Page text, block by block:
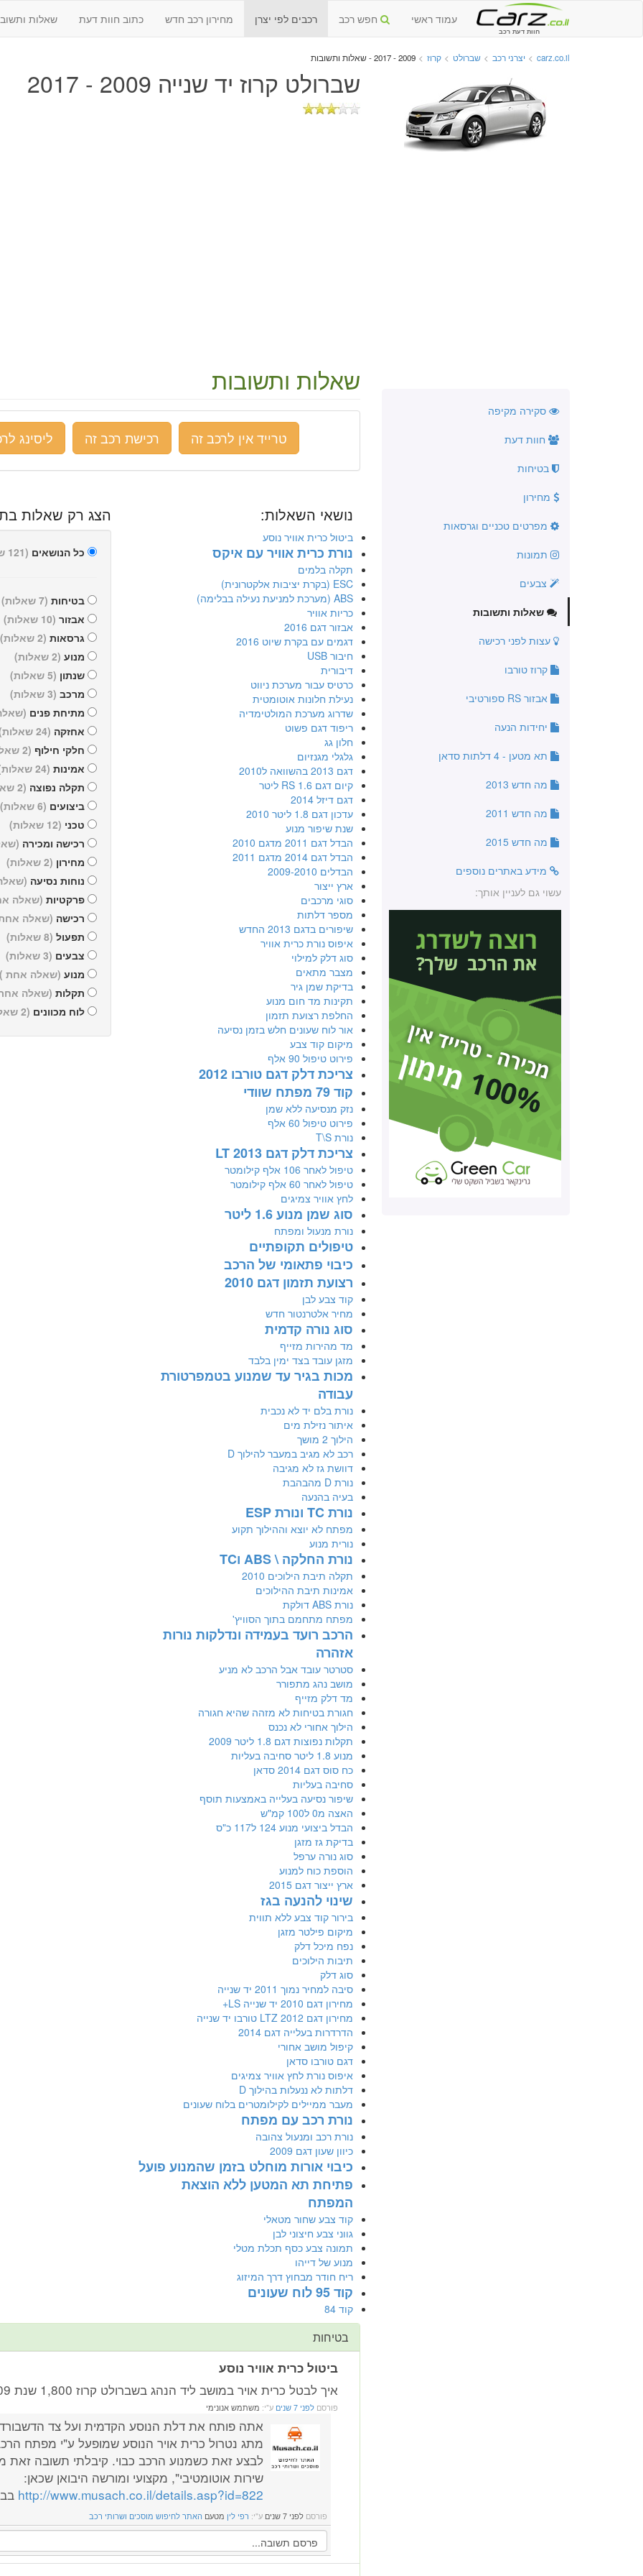
חוות דעת רכב
עמוד ראשי חפש רכב רכבים לפי יצרן מחירון רכב חדש כתוב חוות דעת שאלות
carz.co.il
> יצרני רכב > שברולט > קרוז > 2009 - 2017 - שאלות ותשובות
שברולט קרוז יד שנייה 2009 - 2017
סקירה מקיפה
חוות דעת
בטיחות
מחירון
מפרטים טכניים וגרסאות
תמונות
צבעים
שאלות ותשובות
עצות לפני רכישה
קרוז טורבו
אבזור RS ספורטיבי
יחידות הנעה
תא מטען - 4 דלתות סדאן
מה חדש 2013
מה חדש 2011
מה חדש 2015
מידע באתרים נוספים
עשוי גם לעניין אותך:
שאלות ותשובות
טרייד אין לרכב זה רכישת רכב זה ליסינג
נושאי השאלות:
ביטול כרית אוויר נוסע
נורת כרית אוויר עם איקס
תקלה בלמים
ESC (בקרת יציבות אלקטרונית)
ABS (מערכת למניעת נעילה בבלימה)
כריות אוויר
אבזור דגם 2016
דגמים עם בקרת שיוט 2016
חיבור USB
דיבורית
כרטיס עבור מערכת ניווט
נעילת חלונות אוטומטית
שדרוג מערכת המולטימדיה
ריפוד דגם פשוט
חלון גג
גלגלי מגנזיום
דגם 2013 בהשוואה ל2010
קיום דגם RS 1.6 ליטר
דגם דיזל 2014
עדכון דגם 1.8 ליטר 2010
שנת שיפור מנוע
הבדל דגם 2011 מדגם 2010
הבדל דגם 2014 מדגם 2011
הבדלים 2009-2010
ארץ ייצור
סוגי מרכבים
מספר דלתות
שיפורים בדגם 2013 החדש
איפוס נורת כרית אוויר
סוג דלק למילוי
מצבר מתאים
בדיקת שמן גיר
תקינות מד חום מנוע
החלפת רצועת תזמון
אור לוח שעונים חלש בזמן נסיעה
מיקום קוד צבע
פירוט טיפול 90 אלף
צריכת דלק דגם טורבו 2012
קוד 79 מפתח שוודי
נזק מנסיעה ללא שמן
פירוט טיפול 60 אלף
נורת T\S
צריכת דלק דגם LT 2013
טיפול לאחר 106 אלף קילומטר
טיפול לאחר 60 אלף קילומטר
לחץ אוויר צמיגים
סוג שמן מנוע 1.6 ליטר
נורת מנעול ומפתח
טיפולים תקופתיים
כיבוי פתאומי של הרכב
רצועת תזמון דגם 2010
קוד צבע לבן
מחיר אלטרנטור חדש
סוג נורה קדמית
מד מהירות מזייף
מזגן עובד בצד ימין בלבד
מכות בגיר עד שמנוע בטמפרטורת
עבודה
נורת בלם יד לא נכבית
איתור נזילת מים
הילוך 2 מושך
רכב לא מגיב במעבר להילוך D
דוושת גז לא מגיבה
נורת D מהבהבת
בעיה בהנעה
נורת TC ונורת ESP
מפתח לא יוצא וההילוך תקוע
נורית מנוע
נורת החלקה \ ABS וTC
תקלה תיבת הילוכים 2010
אמינות תיבת ההילוכים
נורת ABS דולקת
מפתח מתחמם בתוך הסוויץ'
הרכב רועד בעמידה ונדלקות נורות
אזהרה
סטרטר עובד אבל הרכב לא מניע
מושב נהג מתפורר
מד דלק מזייף
חגורת בטיחות לא מזהה שהיא חגורה
הילוך אחורי לא נכנס
תקלות נפוצות דגם 1.8 ליטר 2009
מנוע 1.8 ליטר סחיבה בעליות
כח סוס דגם 2014 סדאן
סחיבה בעליות
שיפור נסיעה בעלייה באמצעות תוסף
האצה מ0 ל100 קמ"ש
הבדל ביצועי מנוע 124 ל117 כ"ס
בדיקת גז מזגן
סוג נורה ערפל
הוספת כוח למנוע
ארץ ייצור דגם 2015
שינוי להנעה בגז
בירור קוד צבע ללא תווית
מיקום פילטר מזגן
נפח מיכל דלק
תיבות הילוכים
סוג דלק
סיבה למחיר נמוך 2011 יד שנייה
מחירון דגם 2010 יד שנייה LS+
מחירון דגם 2012 LTZ טורבו יד שנייה
הדרדרות בעלייה דגם 2014
קיפול מושב אחורי
דגם טורבו סדאן
איפוס נורת לחץ אוויר צמיגים
דלתות לא ננעלות בהילוך D
מעבר ממיילים לקילומטרים בלוח שעונים
נורת רכב עם מפתח
נורת רכב ומנעול צהובה
כיוון שעון דגם 2009
כיבוי אורות מוחלט בזמן שהמנוע פועל
פתיחת תא המטען ללא הוצאת
המפתח
קוד צבע שחור מטאלי
גווני צבע חיצוני לבן
תמונה צבע כסף תכלת מטלי
מנוע של דייהו
ריח חודר מבחוץ דרך המיזוג
קוד 95 לוח שעונים
קוד 84
הצג רק שאלות
כל הנושאים (121 שאלות)
בטיחות (7 שאלות)
אבזור (10 שאלות)
גרסאות (2 שאלות)
מנוע (2 שאלות)
שנתון (5 שאלות)
מרכב (3 שאלות)
מתיחת פנים
אחזקה (24 שאלות)
חלקי חילוף (2 שאלות)
אמינות (24 שאלות)
תקלה נפוצה (2 שאלות)
ביצועים (6 שאלות)
טכני (12 שאלות)
רכישה ומכירה
מחירון (2 שאלות)
נוחות נסיעה
פרקטיות (שאלה
רכישה (שאלה
תפעול (8 שאלות)
צבעים (3 שאלות)
מנוע (שאלה אחת )
תקלות (שאלה
לוח מכוונים (2 שאלות)
בטיחות
ביטול כרית אוויר נוסע
איך לבטל כרית אויר במושב ליד הנהג בשברולט קרוז 1,800 שנת 2009?
פורסםלפני 7 שנים ע"י: משתמש אנונימי
אתה פותח את דלת הנוסע הקדמית ועל צד
מתג נטרול כרית אויר הנוסע שמופעל ע"י מפתח
לבצע זאת כשמנוע הרכב כבוי. קיבלתי תשובה זאת
שירות אוטומטיבי", מקצועי ומורשה היבואן שכאן:
http://www.musach.co.il/details.asp?id=822
פורסםלפני 7 שנים ע"י: רפי לין מטעם האתר לחיפוש מוסכים ושרותי רכב